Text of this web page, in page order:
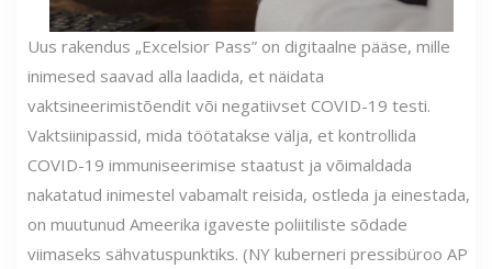
Uus rakendus „Excelsior Pass” on digitaalne pääse, mille
inimesed saavad alla laadida, et näidata
vaktsineerimistõendit või negatiivset COVID-19 testi.
Vaktsiinipassid, mida töötatakse välja, et kontrollida
COVID-19 immuniseerimise staatust ja võimaldada
nakatatud inimestel vabamalt reisida, ostleda ja einestada,
on muutunud Ameerika igaveste poliitiliste sõdade
viimaseks sähvatuspunktiks. (NY kuberneri pressibüroo AP